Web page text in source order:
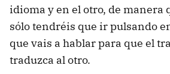
idioma y en el otro, de manera
sólo tendréis que ir pulsando
que vais a hablar para que el
traduzca al otro.